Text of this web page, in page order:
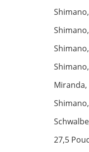
Shimano,
Miranda,
27,5